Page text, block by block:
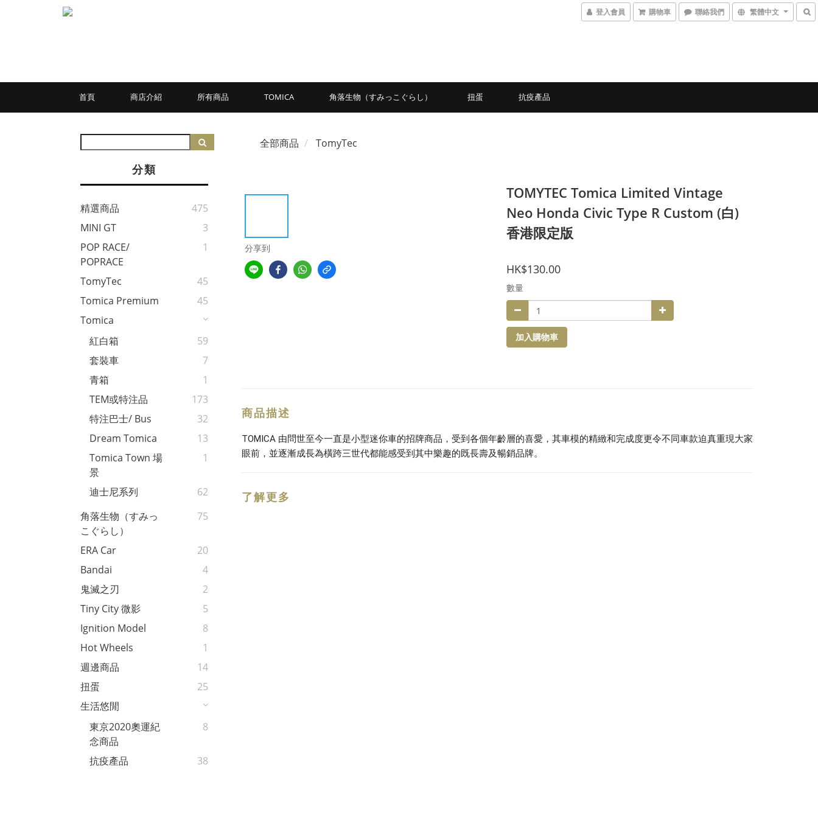
登入會員 購物車 聯絡我們 繁體中文
首頁 商店介紹 所有商品 TOMICA 角落生物（すみっこぐらし） 扭蛋 抗疫產品
分類
精選商品
475
MINI GT
3
POP RACE/
POPRACE
1
TomyTec
45
Tomica Premium
45
Tomica
紅白箱
59
套裝車
7
青箱
1
TEM或特注品
173
特注巴士/ Bus
32
Dream Tomica
13
Tomica Town 場
景
1
迪士尼系列
62
角落生物（すみっ
こぐらし）
75
ERA Car
20
Bandai
4
鬼滅之刃
2
Tiny City 微影
5
Ignition Model
8
Hot Wheels
1
週邊商品
14
扭蛋
25
生活悠閒
東京2020奧運紀
念商品
8
抗疫產品 38
全部商品 TomyTec
分享到
TOMYTEC Tomica Limited Vintage
Neo Honda Civic Type R Custom (白)
香港限定版
HK$130.00
數量
加入購物車
商品描述
TOMICA 由問世至今一直是小型迷你車的招牌商品，受到各個年齡層的喜愛，其車模的精緻和完成度更令不同車款迫真重現大家
眼前，並逐漸成長為橫跨三世代都能感受到其中樂趣的既長壽及暢銷品牌。
了解更多